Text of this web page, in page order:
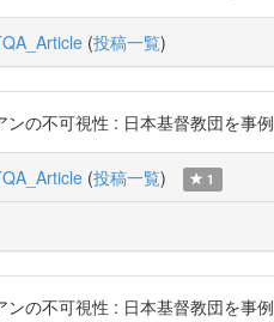
(投稿一覧)
ンの不可視性 : 日本基督教団を
(投稿一覧) 1
ンの不可視性 : 日本基督教団を